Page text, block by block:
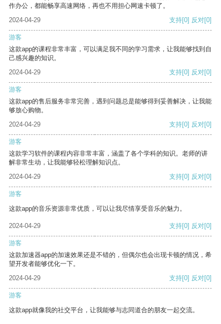
作办公，都能畅享高速网络，再也不用担心网速卡顿了。
2024-04-29
支持[0] 反对[0]
游客
这款app的课程非常丰富，可以满足我不同的学习需求，让我能够找到自
己感兴趣的知识。
2024-04-29
支持[0] 反对[0]
游客
这款app的售后服务非常完善，遇到问题总是能够得到妥善解决，让我能
够放心购物。
2024-04-29
支持[0] 反对[0]
游客
这款学习软件的课程内容非常丰富，涵盖了各个学科的知识。老师的讲
解非常生动，让我能够轻松理解知识点。
2024-04-29
支持[0] 反对[0]
游客
这款app的音乐资源非常优质，可以让我尽情享受音乐的魅力。
2024-04-29 支持[0] 反对[0]
游客
这款加速器app的加速效果还是不错的，但偶尔也会出现卡顿的情况，希
望开发者能够优化一下。
2024-04-29
支持[0] 反对[0]
游客
这款app就像我的社交平台，让我能够与志同道合的朋友一起交流。